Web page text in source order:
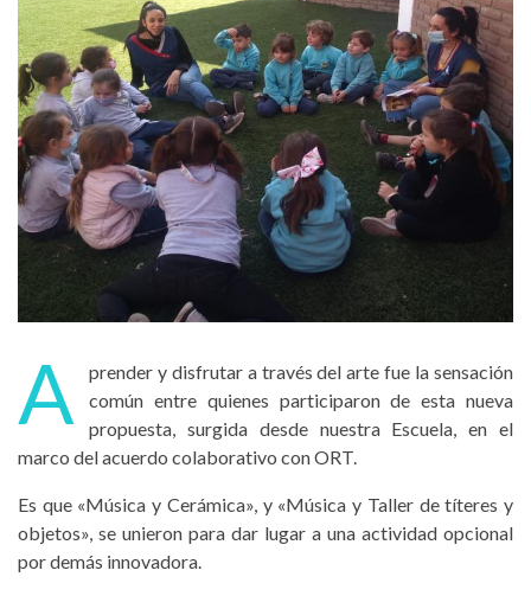
A
prender y disfrutar a través del arte fue la sensación
común entre quienes participaron de esta nueva
propuesta, surgida desde nuestra Escuela, en el
marco del acuerdo colaborativo con ORT.
Es que «Música y Cerámica», y «Música y Taller de títeres y
objetos», se unieron para dar lugar a una actividad opcional
por demás innovadora.